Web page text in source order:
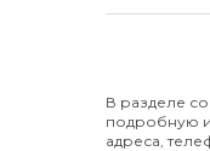
В разделе
подробную
адреса,